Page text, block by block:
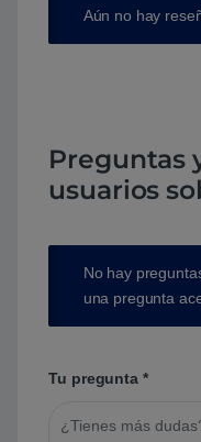
Aún no hay
Preguntas
usuarios
No hay
una pregunta
Tu pregunta *